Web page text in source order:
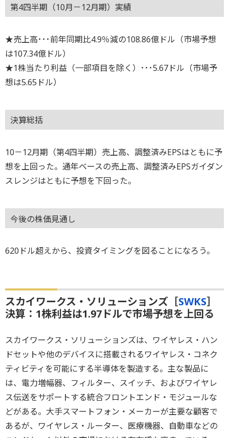
第4四半期（10月－12月期）実績
★売上高･･･前年同期比4.9％減の108.86億ドル（市場予想
は107.34億ドル）
★1株当たり利益（一部項目を除く）･･･5.67ドル（市場予
想は5.65ドル）
決算総括
10－12月期（第4四半期）売上高、調整済みEPSはともに予
想を上回った。通年ベースの売上高、調整済みEPSガイダン
スレンジはともに予想を下回った。
今後の株価見通し
620ドル超えから、投資タイミングを図ることになろう。
スカイワークス・ソリューションズ［SWKS］
決算：1株利益は1.97ドルで市場予想を上回る
スカイワークス・ソリューションズは、ワイヤレス・ハン
ドセットや他のデバイスに搭載されるワイヤレス・コネク
ティビティを可能にする半導体を製造する。主な製品に
は、電力増幅器、フィルター、スイッチ、およびワイヤレ
ス伝送をサポートする統合フロントエンド・モジュールな
どがある。大手スマートフォン・メーカーが主要な顧客で
あるが、ワイヤレス・ルーター、医療機器、自動車などの